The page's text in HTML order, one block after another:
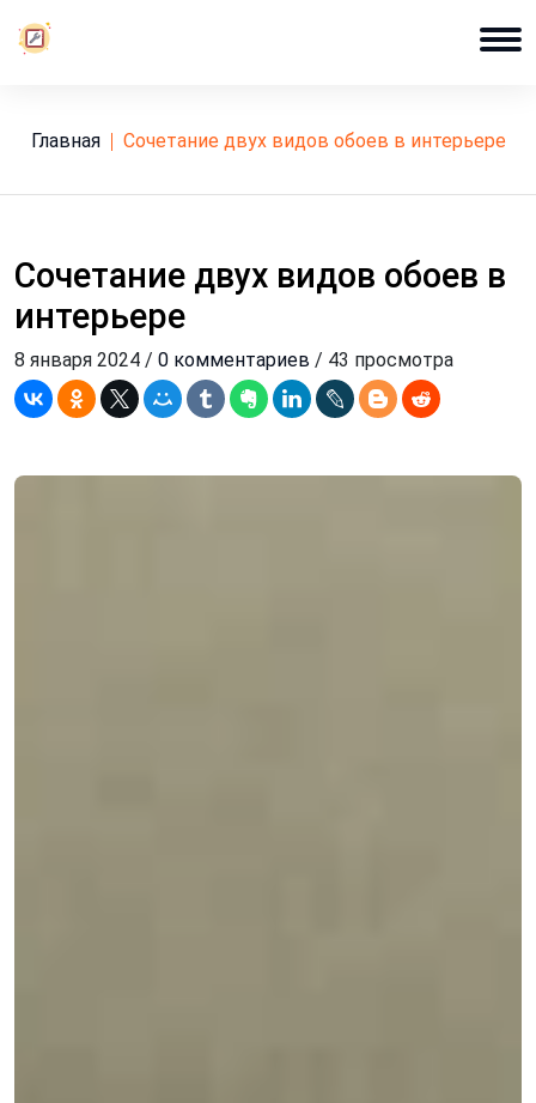
Главная сочетание двух видов обоев в интерьере
Сочетание двух видов обоев в
интерьере
8 января 2024 / 0 комментариев / 43 просмотра